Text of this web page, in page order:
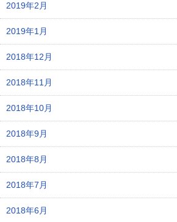
2019年2月
2019年1月
2018年12月
2018年11月
2018年10月
2018年9月
2018年8月
2018年7月
2018年6月